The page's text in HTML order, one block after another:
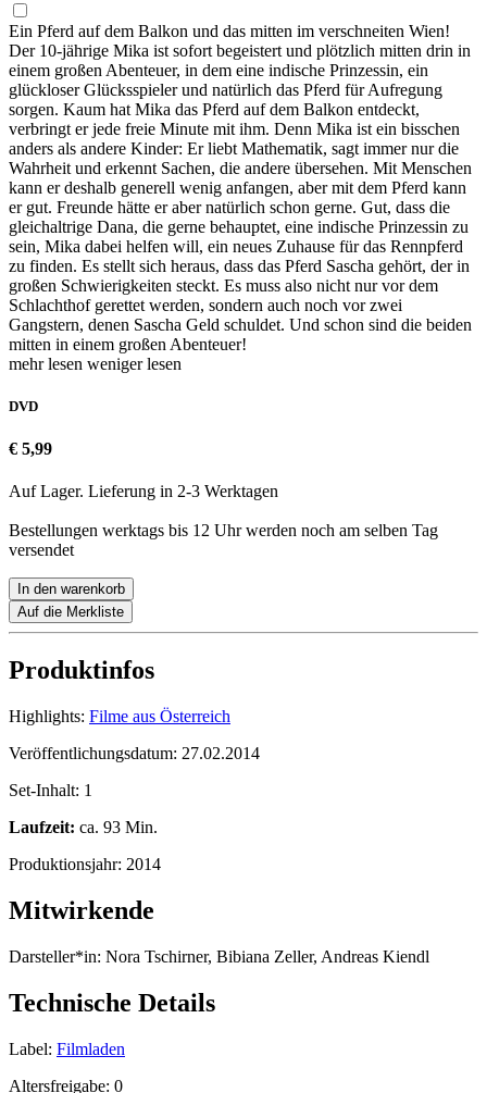
Ein Pferd auf dem Balkon und das mitten im verschneiten Wien!
Der 10-jährige Mika ist sofort begeistert und plötzlich mitten drin in
einem großen Abenteuer, in dem eine indische Prinzessin, ein
glückloser Glücksspieler und natürlich das Pferd für Aufregung
sorgen. Kaum hat Mika das Pferd auf dem Balkon entdeckt,
verbringt er jede freie Minute mit ihm. Denn Mika ist ein bisschen
anders als andere Kinder: Er liebt Mathematik, sagt immer nur die
Wahrheit und erkennt Sachen, die andere übersehen. Mit Menschen
kann er deshalb generell wenig anfangen, aber mit dem Pferd kann
er gut. Freunde hätte er aber natürlich schon gerne. Gut, dass die
gleichaltrige Dana, die gerne behauptet, eine indische Prinzessin zu
sein, Mika dabei helfen will, ein neues Zuhause für das Rennpferd
zu finden. Es stellt sich heraus, dass das Pferd Sascha gehört, der in
großen Schwierigkeiten steckt. Es muss also nicht nur vor dem
Schlachthof gerettet werden, sondern auch noch vor zwei
Gangstern, denen Sascha Geld schuldet. Und schon sind die beiden
mitten in einem großen Abenteuer!
mehr lesen weniger lesen
DVD
€ 5,99
Auf Lager. Lieferung in 2-3 Werktagen
Bestellungen werktags bis 12 Uhr werden noch am selben Tag
versendet
In den warenkorb
Auf die Merkliste
Produktinfos
Highlights: Filme aus Österreich
Veröffentlichungsdatum: 27.02.2014
Set-Inhalt: 1
Laufzeit: ca. 93 Min.
Produktionsjahr: 2014
Mitwirkende
Darsteller*in: Nora Tschirner, Bibiana Zeller, Andreas Kiendl
Technische Details
Label: Filmladen
Altersfreigabe: 0